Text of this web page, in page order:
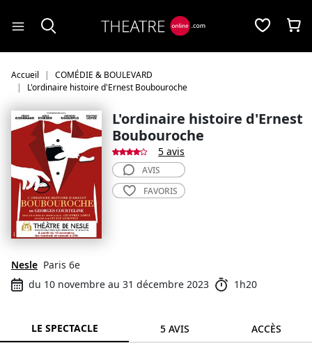
Accueil
COMÉDIE & BOULEVARD
L'ordinaire histoire d'Ernest Boubouroche
L'ordinaire histoire d'Ernest
Boubouroche
5 avis
Nesle Paris 6e
du 10 novembre au 31 décembre 2023
1h20
AVIS
FAVORIS
LE SPECTACLE 5 AVIS ACCÈS